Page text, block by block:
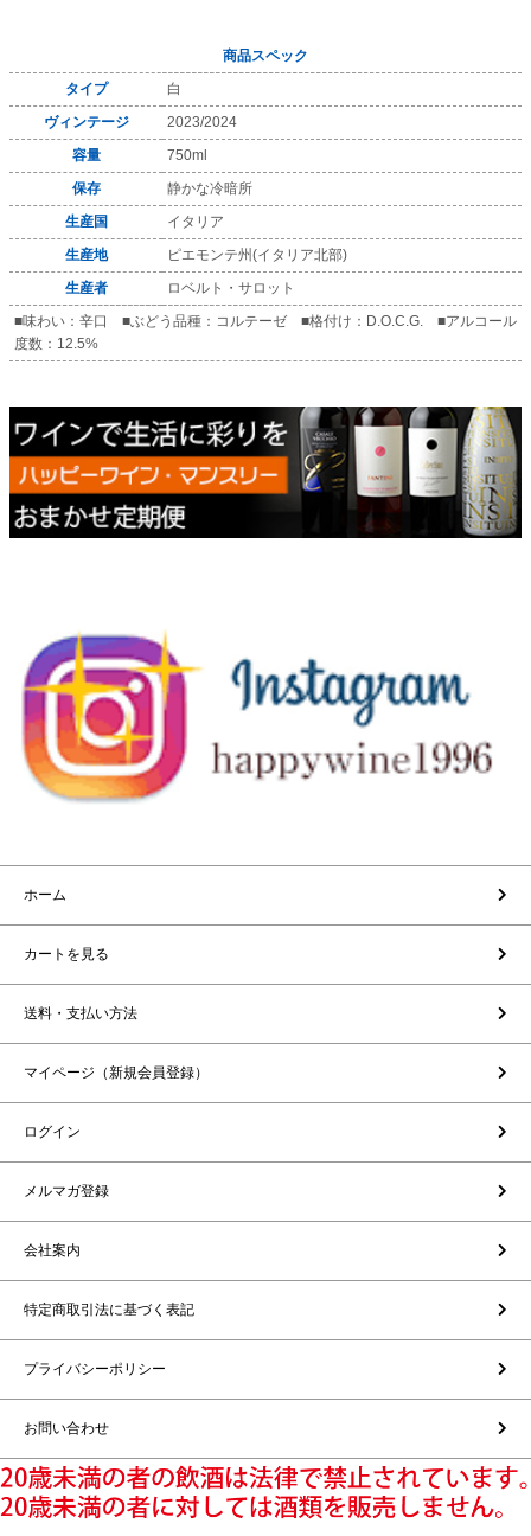
商品スペック
タイプ
白
ヴィンテージ
2023/2024
容量
750ml
保存
静かな冷暗所
生産国
イタリア
生産地
ピエモンテ州(イタリア北部)
生産者
ロベルト・サロット
■味わい：辛口 ■ぶどう品種：コルテーゼ ■格付け：D.O.C.G. ■アルコール
度数：12.5%
ホーム
カートを見る
送料・支払い方法
マイページ（新規会員登録）
ログイン
メルマガ登録
会社案内
特定商取引法に基づく表記
プライバシーポリシー
お問い合わせ